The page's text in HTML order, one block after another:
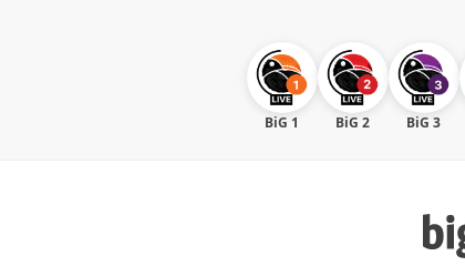
BiG 1 BiG 2 BiG 3